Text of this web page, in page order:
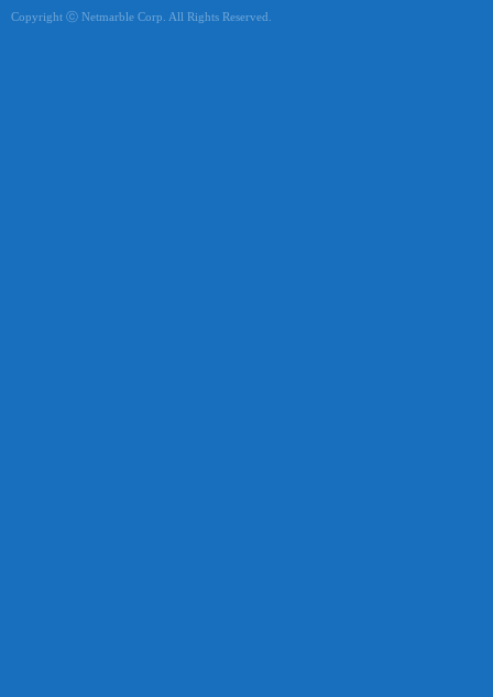
Copyright ⓒ Netmarble Corp. All Rights Reserved.